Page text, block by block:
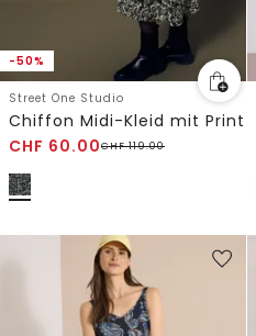
-50%
Street One Studio
Chiffon Midi-Kleid mit Print
CHF 60.00CHF119.00